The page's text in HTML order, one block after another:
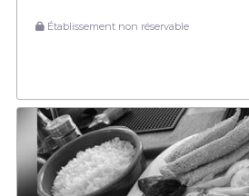
Établissement non réservable